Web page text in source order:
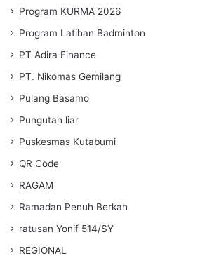
Program KURMA 2026
Program Latihan Badminton
PT Adira Finance
PT. Nikomas Gemilang
Pulang Basamo
Pungutan liar
Puskesmas Kutabumi
QR Code
RAGAM
Ramadan Penuh Berkah
ratusan Yonif 514/SY
REGIONAL